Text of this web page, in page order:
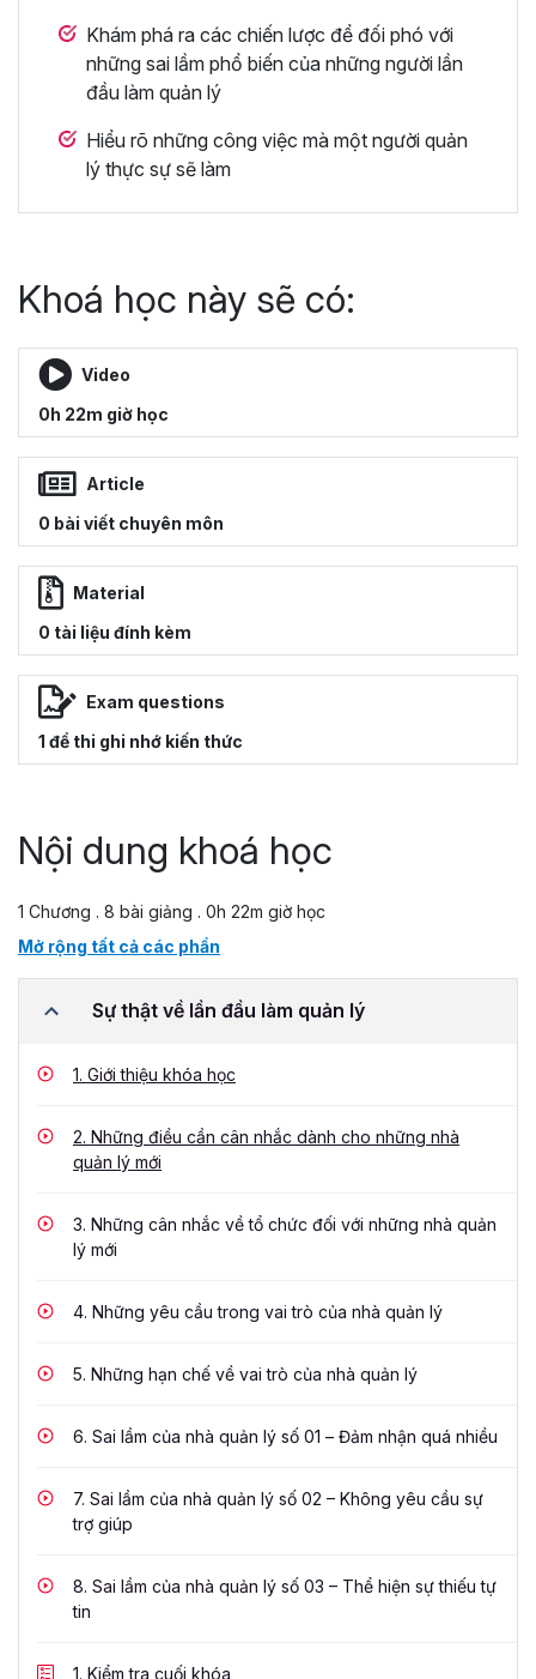
Khám phá ra các chiến lược để đối phó với
những sai lầm phổ biến của những người lần
đầu làm quản lý
Hiểu rõ những công việc mà một người quản
lý thực sự sẽ làm
Khoá học này sẽ có:
Video
0h 22m giờ học
Article
0 bài viết chuyên môn
Material
0 tài liệu đính kèm
Exam questions
1 đề thi ghi nhớ kiến thức
Nội dung khoá học
1 Chương . 8 bài giảng . 0h 22m giờ học
Mở rộng tất cả các phần
Sự thật về lần đầu làm quản lý
1. Giới thiệu khóa học
2. Những điều cần cân nhắc dành cho những nhà
quản lý mới
3. Những cân nhắc về tổ chức đối với những nhà quản
lý mới
4. Những yêu cầu trong vai trò của nhà quản lý
5. Những hạn chế về vai trò của nhà quản lý
6. Sai lầm của nhà quản lý số 01 – Đảm nhận quá nhiều
7. Sai lầm của nhà quản lý số 02 – Không yêu cầu sự
trợ giúp
8. Sai lầm của nhà quản lý số 03 – Thể hiện sự thiếu tự
tin
1. Kiểm tra cuối khóa